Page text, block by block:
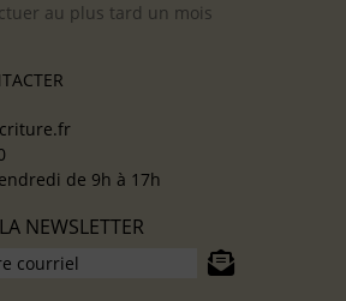
au plus tard un mois
de 9h à 17h
NEWSLETTER